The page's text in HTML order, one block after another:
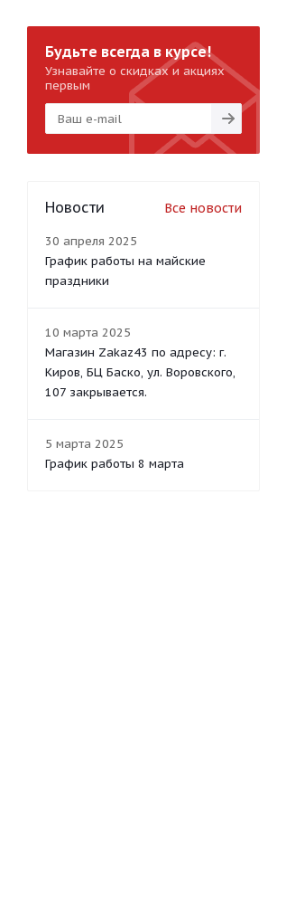
Будьте всегда в курсе!
Узнавайте о скидках и акциях
первым
Новости Все новости
30 апреля 2025
График работы на майские
праздники
10 марта 2025
Магазин Zakaz43 по адресу: г.
Киров, БЦ Баско, ул. Воровского,
107 закрывается.
5 марта 2025
График работы 8 марта